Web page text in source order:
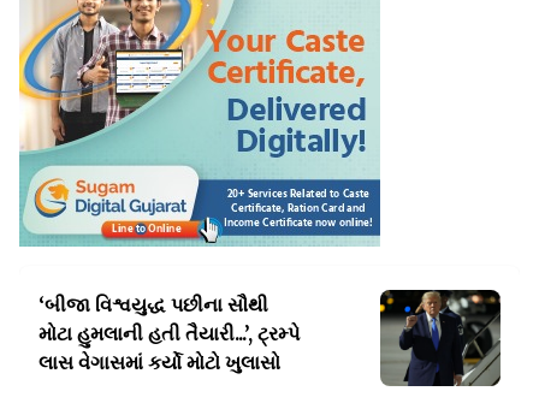
‘બીજા વિશ્વયુદ્ધ પછીના સૌથી
મોટા હુમલાની હતી તૈયારી...’, ટ્રમ્પે
લાસ વેગાસમાં કર્યો મોટો ખુલાસો